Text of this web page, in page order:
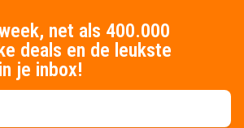
net als 400.000
deals en de leukste
je inbox!